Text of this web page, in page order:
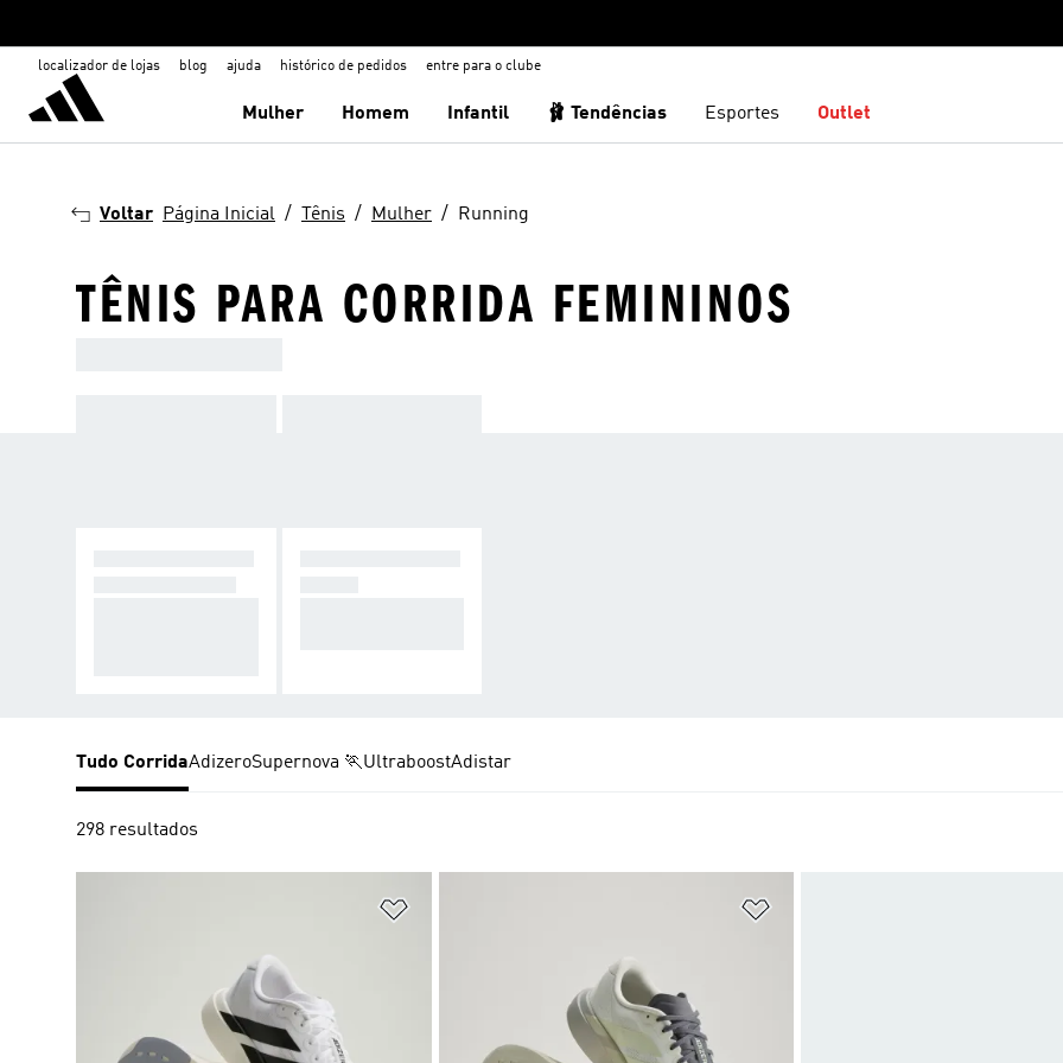
localizador de lojas blog ajuda histórico de pedidos entre para o clube
Mulher Homem Infantil 🩰 Tendências Esportes Outlet
Voltar Página Inicial Tênis Mulher Running
TÊNIS PARA CORRIDA FEMININOS
Tudo CorridaAdizeroSupernova 🏃UltraboostAdistar
298 resultados